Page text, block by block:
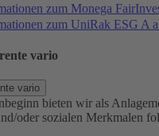
zum Monega
zum UniRak ESG A
vario
vario
bieten wir als
oder sozialen Merkmalen